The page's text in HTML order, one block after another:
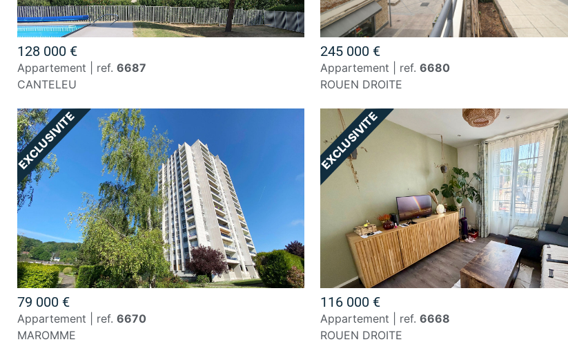
128 000 €
appartement | ref. 6687
CANTELEU
245 000 €
appartement | ref. 6680
ROUEN DROITE
79 000 €
appartement | ref. 6670
MAROMME
116 000 €
appartement | ref. 6668
ROUEN DROITE